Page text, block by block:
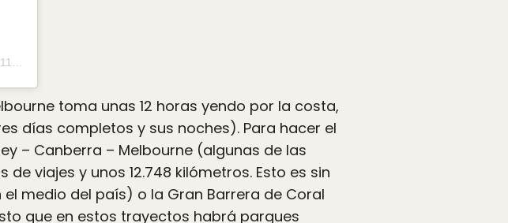
toma unas 12 horas yendo por la costa,
días completos y sus noches). Para hacer el
– Canberra – Melbourne (algunas de las
viajes y unos 12.748 kilómetros. Esto es sin
medio del país) o la Gran Barrera de Coral
que en estos trayectos habrá parques